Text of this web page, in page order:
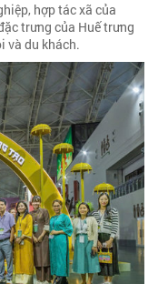
hợp tác xã của
trưng của Huế trưng
và du khách.